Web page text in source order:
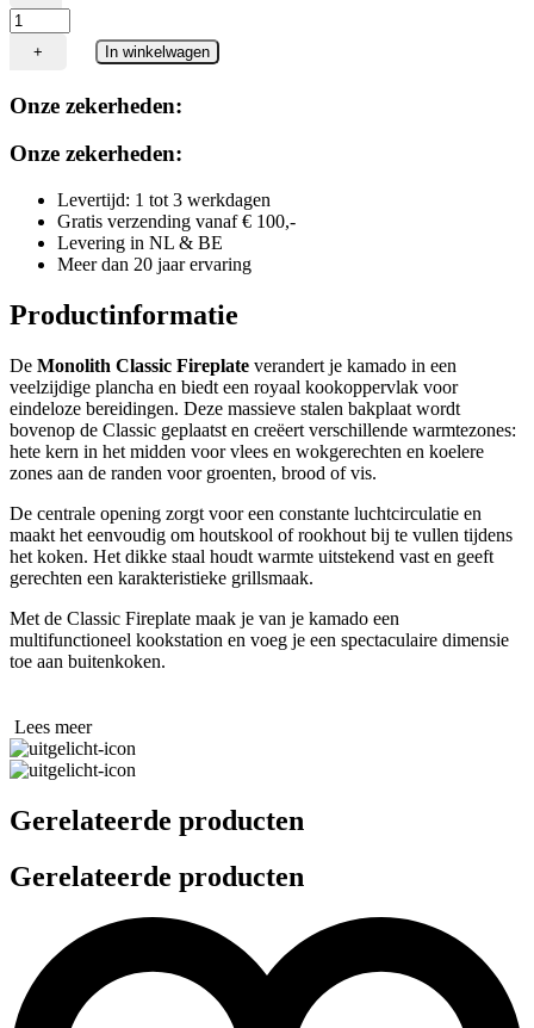
Monolith
Classic
Fireplate
+ In winkelwagen
Onze zekerheden:
Onze zekerheden:
Levertijd: 1 tot 3 werkdagen
Gratis verzending vanaf € 100,-
Levering in NL & BE
Meer dan 20 jaar ervaring
Productinformatie
De Monolith Classic Fireplate verandert je kamado in een
veelzijdige plancha en biedt een royaal kookoppervlak voor
eindeloze bereidingen. Deze massieve stalen bakplaat wordt
bovenop de Classic geplaatst en creëert verschillende warmtezones:
hete kern in het midden voor vlees en wokgerechten en koelere
zones aan de randen voor groenten, brood of vis.
De centrale opening zorgt voor een constante luchtcirculatie en
maakt het eenvoudig om houtskool of rookhout bij te vullen tijdens
het koken. Het dikke staal houdt warmte uitstekend vast en geeft
gerechten een karakteristieke grillsmaak.
Met de Classic Fireplate maak je van je kamado een
multifunctioneel kookstation en voeg je een spectaculaire dimensie
toe aan buitenkoken.
Lees meer
Gerelateerde producten
Gerelateerde producten